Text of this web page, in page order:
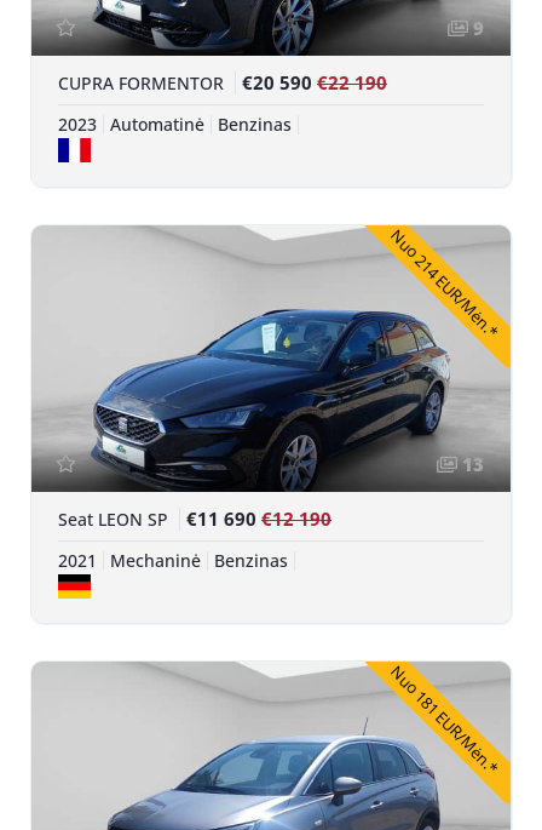
9
CUPRA FORMENTOR €20 590 €22 190
2023 Automatinė Benzinas
Nuo 214 EUR/Mėn.*
13
Seat LEON SP €11 690 €12 190
2021 Mechaninė Benzinas
Nuo 181 EUR/Mėn.*